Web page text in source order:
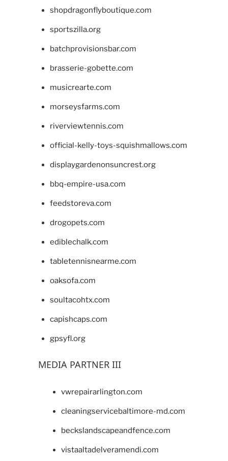
shopdragonflyboutique.com
sportszilla.org
batchprovisionsbar.com
brasserie-gobette.com
musicrearte.com
morseysfarms.com
riverviewtennis.com
official-kelly-toys-squishmallows.com
displaygardenonsuncrest.org
bbq-empire-usa.com
feedstoreva.com
drogopets.com
ediblechalk.com
tabletennisnearme.com
oaksofa.com
soultacohtx.com
capishcaps.com
gpsyfl.org
MEDIA PARTNER III
vwrepairarlington.com
cleaningservicebaltimore-md.com
beckslandscapeandfence.com
vistaaltadelveramendi.com